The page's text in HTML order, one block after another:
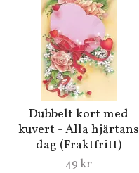
Dubbelt kort med
kuvert - Alla hjärtans
dag (Fraktfritt)
49 kr